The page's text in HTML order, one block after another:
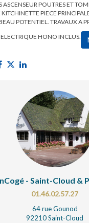
ASCENSEUR POUTRES ET
PIECE
POTENTIEL. TRAVAUX A
HONO INCLUS.
- Saint-Cloud &
01.46.02.57.27
64 rue Gounod
92210 Saint-Cloud